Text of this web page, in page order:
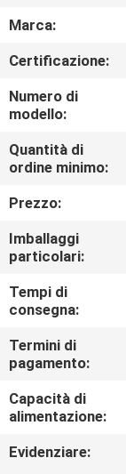
CIRCA
NOI
GIRO
DELLA
FABBRICA
DI
QUALITÀ
NOTIZIE
RICHIEDA
Marca:
Certificazione:
Numero di
modello:
Quantità di
ordine minimo:
Prezzo:
Imballaggi
particolari:
Tempi di
consegna:
Termini di
pagamento:
Capacità di
alimentazione:
Evidenziare: